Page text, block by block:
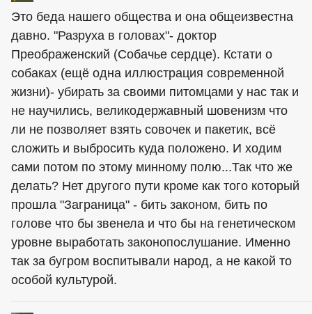
Это беда нашего общества и она общеизвестна
давно. "Разруха в головах"- доктор
Преображенский (Собачье сердце). Кстати о
собаках (ещё одна иллюстрация современной
жизни)- убирать за своими питомцами у нас так и
не научились, великодержавный шовенизм что
ли не позволяет взять совочек и пакетик, всё
сложить и выбросить куда положено. И ходим
сами потом по этому минному полю...Так что же
делать? Нет другого пути кроме как того который
прошла "Заграница" - бить законом, бить по
голове что бы звенела и что бы на генетическом
уровне выработать законопослушание. Именно
так за бугром воспитывали народ, а не какой то
особой культурой.